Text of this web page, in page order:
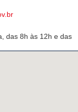
das 8h às 12h e das